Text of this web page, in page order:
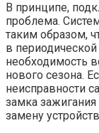
В принципе,
проблема.
таким образом,
в периодической
необходимость
нового сезона.
неисправности
замка
замену